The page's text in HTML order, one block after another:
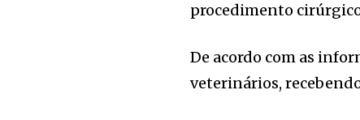
procedimento
De acordo com as
veterinários,